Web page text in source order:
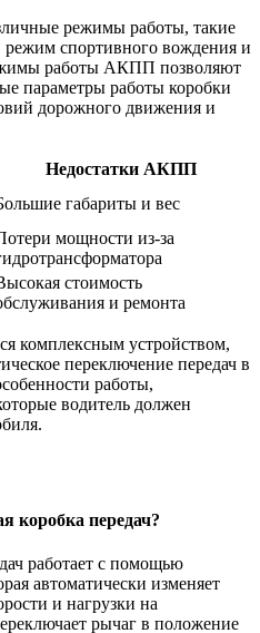
режимы работы, такие
спортивного вождения и
работы АКПП позволяют
параметры работы коробки
дорожного движения и
Недостатки АКПП
габариты и вес
мощности из-за
стоимость
и ремонта
комплексным устройством,
переключение передач в
работы,
водитель должен
коробка передач?
работает с помощью
автоматически изменяет
и нагрузки на
рычаг в положение